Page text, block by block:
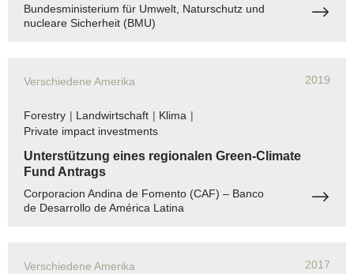
Bundesministerium für Umwelt, Naturschutz und
nucleare Sicherheit (BMU)
Verschiedene Amerika 2019
Forestry | Landwirtschaft | Klima |
Private impact investments
Unterstützung eines regionalen Green-Climate
Fund Antrags
Corporacion Andina de Fomento (CAF) – Banco
de Desarrollo de América Latina
Verschiedene Amerika 2017